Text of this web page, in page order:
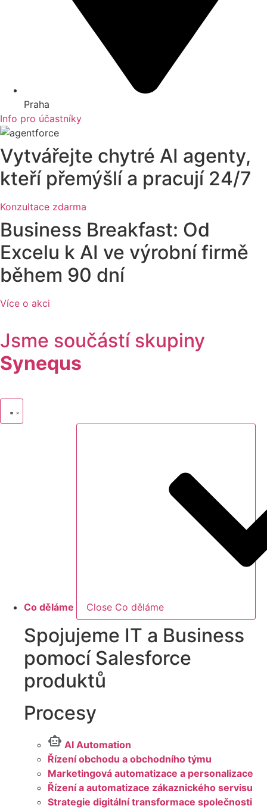
Praha
Info pro účastníky
Vytvářejte chytré AI agenty,
kteří přemýšlí a pracují 24/7
Konzultace zdarma
Business Breakfast: Od
Excelu k AI ve výrobní firmě
během 90 dní
Více o akci
Jsme součástí skupiny
Synequs
Co děláme Close Co děláme
Spojujeme IT a Business
pomocí Salesforce
produktů
Procesy
AI Automation
Řízení obchodu a obchodního týmu
Marketingová automatizace a personalizace
Řízení a automatizace zákaznického servisu
Strategie digitální transformace společnosti